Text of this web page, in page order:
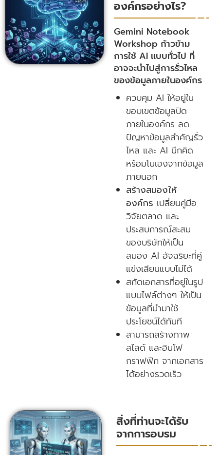
องค์กรอย่างไร?
Gemini Notebook
Workshop ก้าวข้าม
การใช้ AI แบบทั่วไป ที่
อาจจะนำไปสู่การรั่วไหล
ของข้อมูลภายในองค์กร
ควบคุม AI ให้อยู่ใน
ขอบเขตข้อมูลปิด
ภายในองค์กร ลด
ปัญหาข้อมูลสำคัญรั่ว
ไหล และ AI นึกคิด
หรือมโนเองจากข้อมูล
ภายนอก
สร้างสมองให้
องค์กร เปลี่ยนคู่มือ
วิจัยตลาด และ
ประสบการณ์สะสม
ของบริษัทให้เป็น
สมอง AI อัจฉริยะที่คู่
แข่งเลียนแบบไม่ได้
สกัดเอกสารที่อยู่ในรูป
แบบไฟล์ต่างๆ ให้เป็น
ข้อมูลที่นำมาใช้
ประโยชน์ได้ทันที
สามารถสร้างภาพ
สไลด์ และอินโฟ
กราฟฟิก จากเอกสาร
ได้อย่างรวดเร็ว
สิ่งที่ท่านจะได้รับ
จากการอบรม